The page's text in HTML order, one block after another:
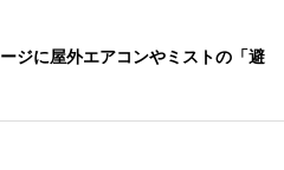
ジに屋外エアコンやミストの「避